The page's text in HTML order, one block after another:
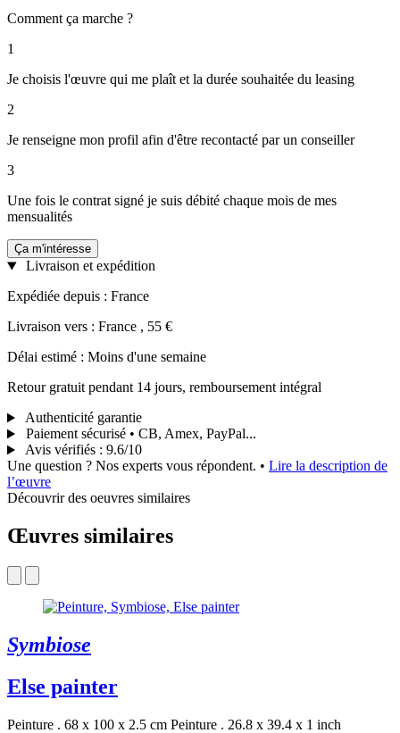
Comment ça marche ?
1
Je choisis l'œuvre qui me plaît et la durée souhaitée du leasing
2
Je renseigne mon profil afin d'être recontacté par un conseiller
3
Une fois le contrat signé je suis débité chaque mois de mes
mensualités
Ça m'intéresse
Livraison et expédition
Expédiée depuis : France
Livraison vers : France , 55 €
Délai estimé : Moins d'une semaine
Retour gratuit pendant 14 jours, remboursement intégral
Authenticité garantie
Paiement sécurisé • CB, Amex, PayPal...
Avis vérifiés : 9.6/10
Une question ? Nos experts vous répondent. • Lire la description de
l’œuvre
Découvrir des oeuvres similaires
Œuvres similaires
Symbiose
Else painter
Peinture . 68 x 100 x 2.5 cm Peinture . 26.8 x 39.4 x 1 inch